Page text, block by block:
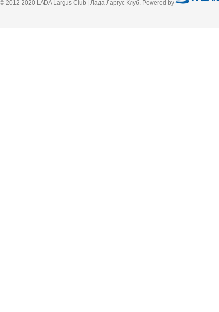
© 2012-2020 LADA Largus Club | Лада Ларгус Клуб. Powered by